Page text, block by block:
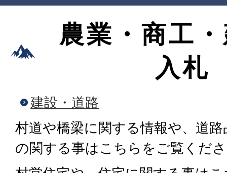
農業・商工
入札
建設・道路
村道や橋梁に関する情報や、道
の関する事はこちらをご覧くだ